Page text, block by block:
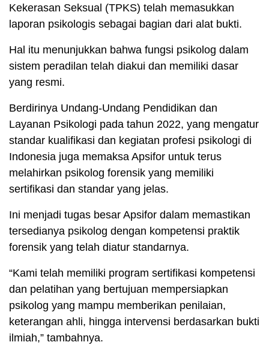
Kekerasan Seksual (TPKS) telah memasukkan
laporan psikologis sebagai bagian dari alat bukti.
Hal itu menunjukkan bahwa fungsi psikolog dalam
sistem peradilan telah diakui dan memiliki dasar
yang resmi.
Berdirinya Undang-Undang Pendidikan dan
Layanan Psikologi pada tahun 2022, yang mengatur
standar kualifikasi dan kegiatan profesi psikologi di
Indonesia juga memaksa Apsifor untuk terus
melahirkan psikolog forensik yang memiliki
sertifikasi dan standar yang jelas.
Ini menjadi tugas besar Apsifor dalam memastikan
tersedianya psikolog dengan kompetensi praktik
forensik yang telah diatur standarnya.
“Kami telah memiliki program sertifikasi kompetensi
dan pelatihan yang bertujuan mempersiapkan
psikolog yang mampu memberikan penilaian,
keterangan ahli, hingga intervensi berdasarkan bukti
ilmiah,” tambahnya.